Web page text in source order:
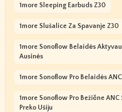
1more Sleeping Earbuds Z30
1more Slušalice Za Spavanje Z30
1more Sonoflow Belaidės
Ausinės
1more Sonoflow Pro Belaidės
1more Sonoflow Pro Bežične ANC
Preko Ušiju